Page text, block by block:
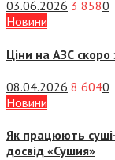
03.06.2026 3 8580
Новини
Ціни на АЗС скоро
08.04.2026 8 6040
Новини
Як працюють
досвід «Сушия»